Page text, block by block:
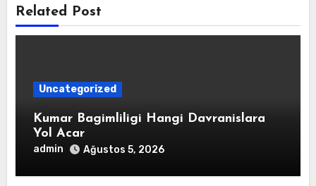
Related Post
Uncategorized
Kumar Bagimliligi Hangi Davranislara
Yol Acar
admin Ağustos 5, 2026